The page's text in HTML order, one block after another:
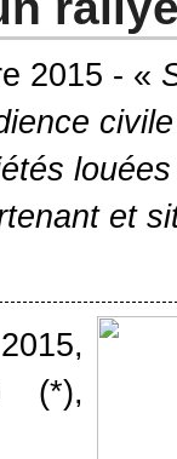
2015 - «
et
(*),